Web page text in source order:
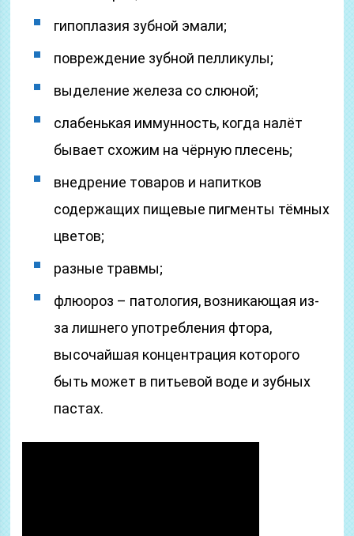
гипоплазия зубной эмали;
повреждение зубной пелликулы;
выделение железа со слюной;
слабенькая иммунность, когда налёт
бывает схожим на чёрную плесень;
внедрение товаров и напитков
содержащих пищевые пигменты тёмных
цветов;
разные травмы;
флюороз – патология, возникающая из-
за лишнего употребления фтора,
высочайшая концентрация которого
быть может в питьевой воде и зубных
пастах.